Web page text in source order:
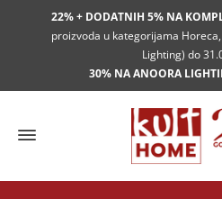
22% + DODATNIH 5% NA
proizvoda u kategorijama
Lighting) do
30% NA ANOORA